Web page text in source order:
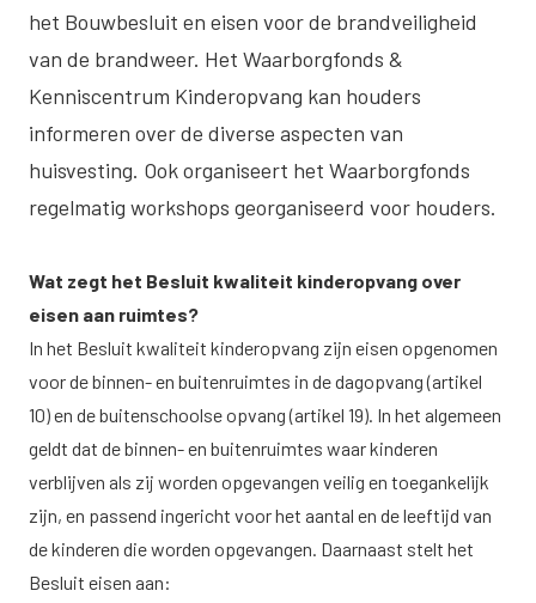
het Bouwbesluit en eisen voor de brandveiligheid
van de brandweer. Het Waarborgfonds &
Kenniscentrum Kinderopvang kan houders
informeren over de diverse aspecten van
huisvesting. Ook organiseert het Waarborgfonds
regelmatig workshops georganiseerd voor houders.
Wat zegt het Besluit kwaliteit kinderopvang over
eisen aan ruimtes?
In het Besluit kwaliteit kinderopvang zijn eisen opgenomen
voor de binnen- en buitenruimtes in de dagopvang (artikel
10) en de buitenschoolse opvang (artikel 19). In het algemeen
geldt dat de binnen- en buitenruimtes waar kinderen
verblijven als zij worden opgevangen veilig en toegankelijk
zijn, en passend ingericht voor het aantal en de leeftijd van
de kinderen die worden opgevangen. Daarnaast stelt het
Besluit eisen aan: